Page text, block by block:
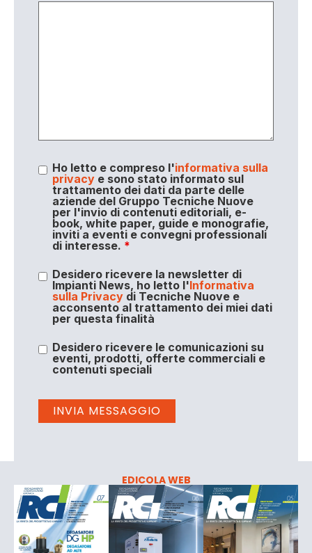
Ho letto e compreso l'informativa sulla
privacye sono stato informato sul
trattamento dei dati da parte delle
aziende del Gruppo Tecniche Nuove
per l'invio di contenuti editoriali, e-
book, white paper, guide e monografie,
inviti a eventi e convegni professionali
di interesse. *
Desidero ricevere la newsletter di
Impianti News, ho letto l'Informativa
sulla Privacydi Tecniche Nuove e
acconsento al trattamento dei miei dati
per questa finalità
Desidero ricevere le comunicazioni su
eventi, prodotti, offerte commerciali e
contenuti speciali
EDICOLA WEB